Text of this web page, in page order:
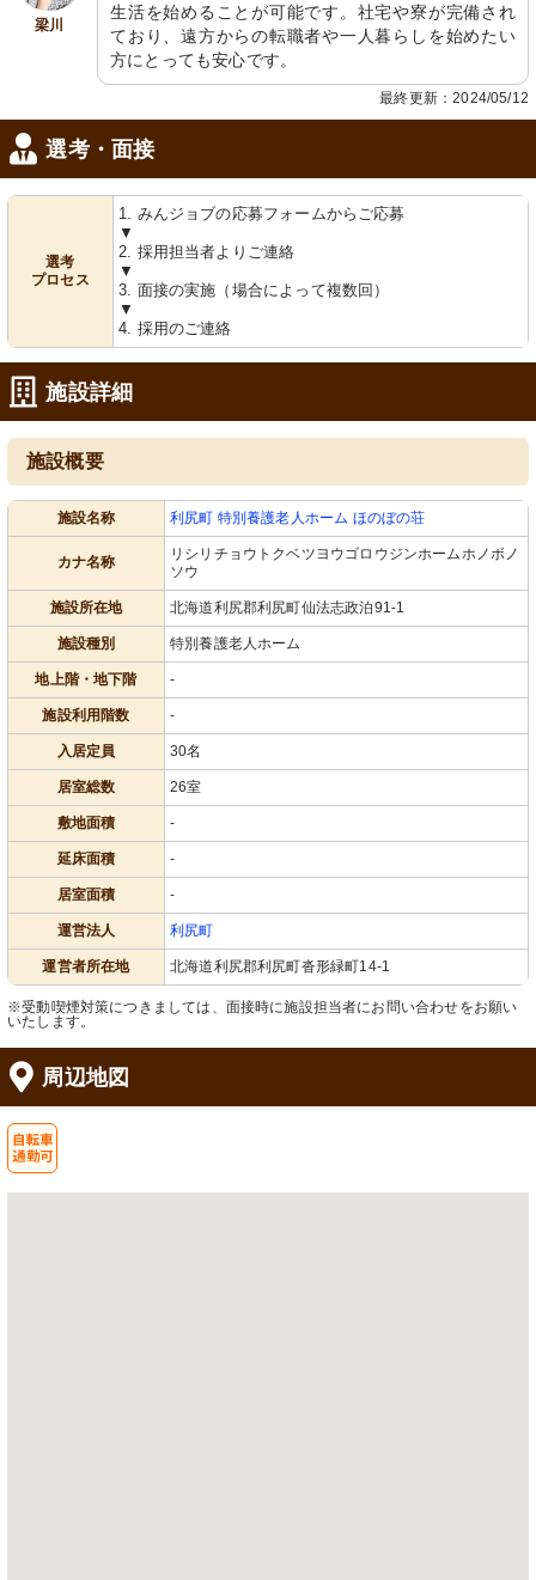
梁川
生活を始めることが可能です。社宅や寮が完備され
ており、遠方からの転職者や一人暮らしを始めたい
方にとっても安心です。
最終更新：2024/05/12
選考・面接
選考
プロセス
1. みんジョブの応募フォームからご応募
▼
2. 採用担当者よりご連絡
▼
3. 面接の実施（場合によって複数回）
▼
4. 採用のご連絡
施設詳細
施設概要
施設名称 利尻町 特別養護老人ホーム ほのぼの荘
カナ名称
リシリチョウトクベツヨウゴロウジンホームホノボノ
ソウ
施設所在地 北海道利尻郡利尻町仙法志政泊91-1
施設種別 特別養護老人ホーム
地上階・地下階 -
施設利用階数 -
入居定員 30名
居室総数 26室
敷地面積 -
延床面積 -
居室面積 -
運営法人 利尻町
運営者所在地 北海道利尻郡利尻町沓形緑町14-1
※受動喫煙対策につきましては、面接時に施設担当者にお問い合わせをお願い
いたします。
周辺地図